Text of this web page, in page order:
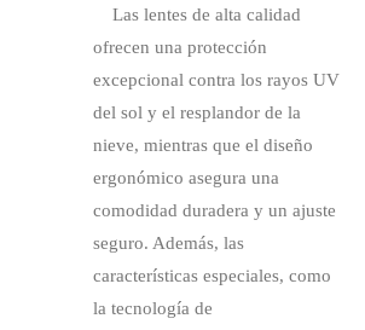
Las lentes de alta calidad
ofrecen una protección
excepcional contra los rayos UV
del sol y el resplandor de la
nieve, mientras que el diseño
ergonómico asegura una
comodidad duradera y un ajuste
seguro. Además, las
características especiales, como
la tecnología de